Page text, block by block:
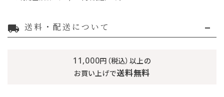
local_shipping 送料・配送について
11,000円（税込）以上の
お買い上げで送料無料